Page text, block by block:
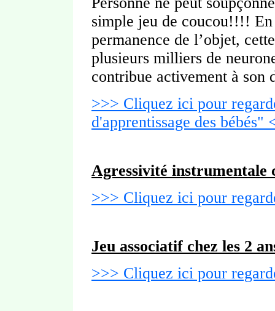
simple jeu de coucou!!!!
permanence de l’objet,
plusieurs milliers de
contribue activement à son
>>> Cliquez ici pour
d'apprentissage des bébés"
Agressivité instrumentale
>>> Cliquez ici pour
Jeu associatif chez les 2
>>> Cliquez ici pour